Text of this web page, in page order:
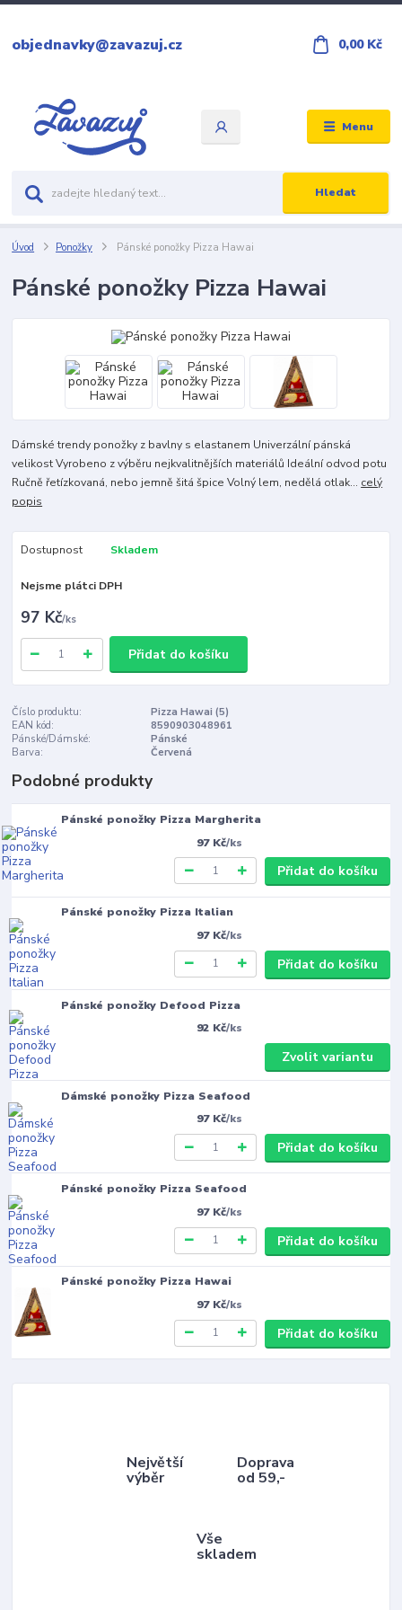
Menu
Hledat
objednavky@zavazuj.cz 0,00 Kč
Úvod Ponožky Pánské ponožky Pizza Hawai
Pánské ponožky Pizza Hawai
Dámské trendy ponožky z bavlny s elastanem Univerzální pánská
velikost Vyrobeno z výběru nejkvalitnějších materiálů Ideální odvod potu
Ručně řetízkovaná, nebo jemně šitá špice Volný lem, nedělá otlak... celý
popis
Dostupnost Skladem
Nejsme plátci DPH
97 Kč/ks
Přidat do košíku
Číslo produktu:
Pizza Hawai (5)
EAN kód:
8590903048961
Pánské/Dámské:
Pánské
Barva:
Červená
Podobné produkty
Pánské ponožky Pizza Margherita
97 Kč/ks
Přidat do košíku
Pánské ponožky Pizza Italian
97 Kč/ks
Přidat do košíku
Pánské ponožky Defood Pizza
92 Kč/ks
Zvolit variantu
Dámské ponožky Pizza Seafood
97 Kč/ks
Přidat do košíku
Pánské ponožky Pizza Seafood
97 Kč/ks
Přidat do košíku
Pánské ponožky Pizza Hawai
97 Kč/ks
Přidat do košíku
Největší
výběr
Doprava
od 59,-
Vše
skladem